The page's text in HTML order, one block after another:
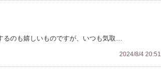
るのも嬉しいものですが、いつも気取…
2024/8/4 20:51